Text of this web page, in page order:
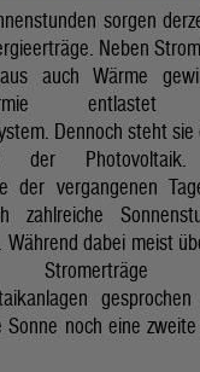
sorgen
Neben
auch Wärme
entlastet
Dennoch steht sie
der
der vergangenen
zahlreiche
Während dabei meist
Stromerträge
gesprochen
Sonne noch eine